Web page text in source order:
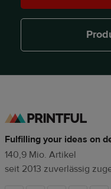
Fulfilling your ideas on
140,9 Mio. Artikel
seit 2013 zuverlässig